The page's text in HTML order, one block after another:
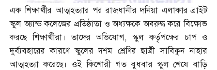
এক শিক্ষার্থীর আত্মহত্যার পর রাজধানীর দনিয়া এলাকার ব্রাইট
স্কুল অ্যান্ড কলেজের প্রতিষ্ঠাতা ও অধ্যক্ষকে অবরুদ্ধ করে বিক্ষোভ
করছে শিক্ষার্থীরা। তাদের অভিযোগ,স্কুল কর্তৃপক্ষের চাপ ও
দুর্ব্যবহারের কারণে স্কুলের দশম শ্রেণির ছাত্রী সাবিকুন নাহার
আত্মহত্যা করেছে। ওই কিশোরী গত বুধবার স্কুল শেষে বাড়ি